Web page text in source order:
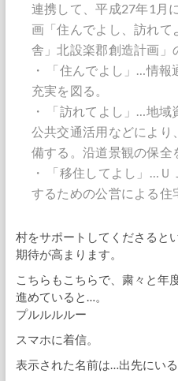
連携して、平成27年1月
画「住んでよし、訪れて
舎」北設楽郡創造計画」
・ 「住んでよし」…情
充実を図る。
・ 「訪れてよし」…地域
公共交通活用などにより
備する。沿道景観の保全
・ 「移住してよし」…
するための公営による住
村をサポートしてくださると
期待が高まります。
こちらもこちらで、粛々と年
進めていると…。
プルルルルー
スマホに着信。
表示された名前は…出先にいる